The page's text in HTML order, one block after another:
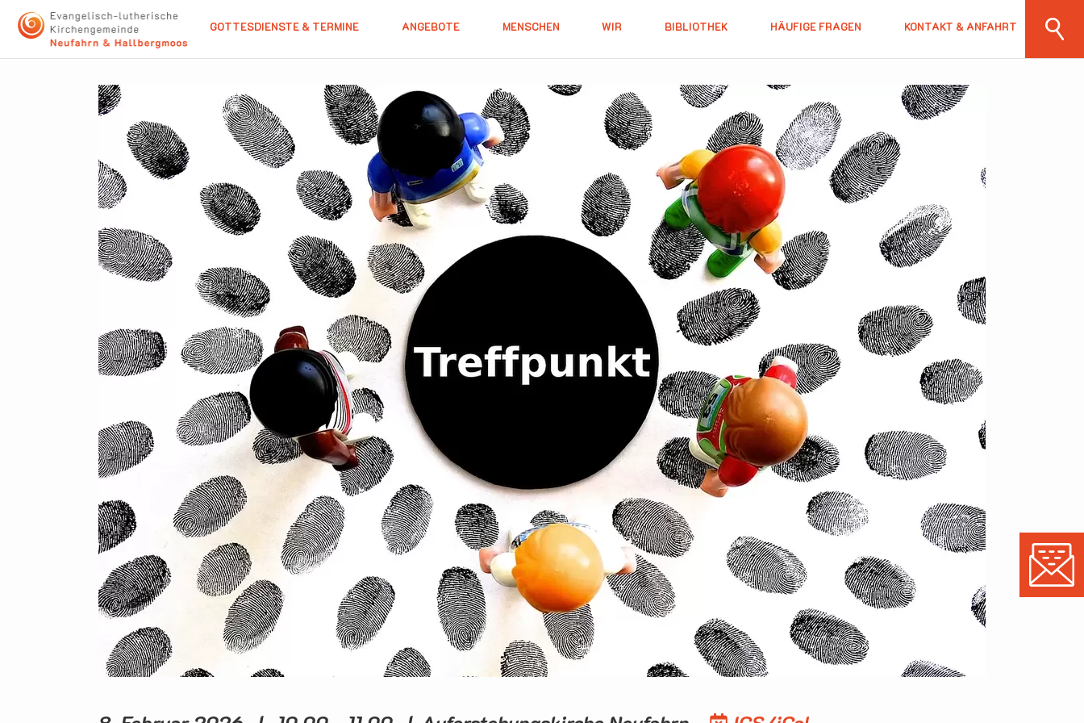
GOTTESDIENSTE & TERMINE ANGEBOTE MENSCHEN WIR BIBLIOTHEK HÄUFIGE FRAGEN KONTAKT & ANFAHRT